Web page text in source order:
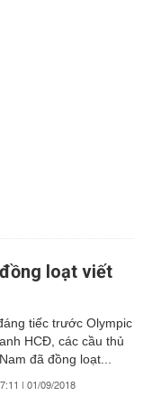
loạt viết
tiếc trước Olympic
HCĐ, các cầu thủ
đã đồng loạt...
| 01/09/2018